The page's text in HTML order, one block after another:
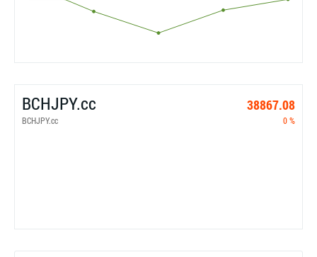
BCHJPY.cc 38867.08
BCHJPY.cc 0 %